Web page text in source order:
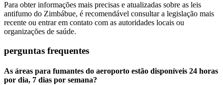
Para obter informações mais precisas e atualizadas sobre as leis
antifumo do Zimbábue, é recomendável consultar a legislação mais
recente ou entrar em contato com as autoridades locais ou
organizações de saúde.
perguntas frequentes
As áreas para fumantes do aeroporto estão disponíveis 24 horas
por dia, 7 dias por semana?